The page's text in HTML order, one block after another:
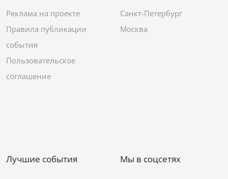
Реклама на проекте
Правила публикации
события
Пользовательское
соглашение
Санкт-Петербург
Москва
Лучшие события Мы в соцсетях